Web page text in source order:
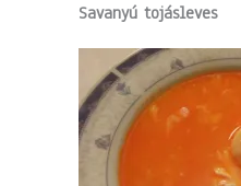
Savanyú tojásleves